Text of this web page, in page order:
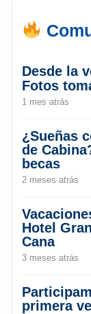
Desde la
Fotos
1 mes atrás
¿Sueñas
de
becas
2 meses atrás
Hotel
Cana
3 meses atrás
primera